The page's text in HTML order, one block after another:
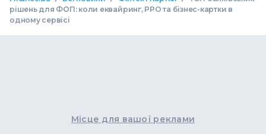
рішень для ФОП: коли еквайринг, РРО та бізнес-картки в
одному сервісі
Місце для вашої реклами